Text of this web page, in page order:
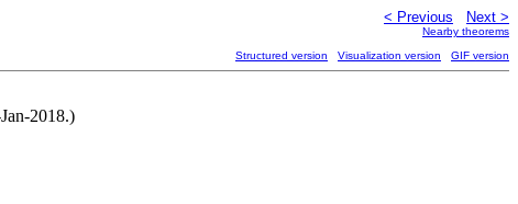
< Previous Next >
Nearby theorems
Structured version Visualization version GIF version
2018.)